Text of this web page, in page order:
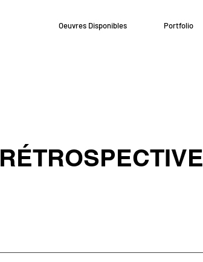
Oeuvres Disponibles Portfolio
RÉTROSPECTIVE